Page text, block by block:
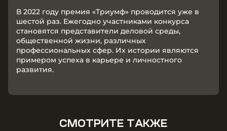
В 2022 году премия «Триумф» проводится уже в
шестой раз. Ежегодно участниками конкурса
становятся представители деловой среды,
общественной жизни, различных
профессиональных сфер. Их истории являются
примером успеха в карьере и личностного
развития.
СМОТРИТЕ ТАКЖЕ